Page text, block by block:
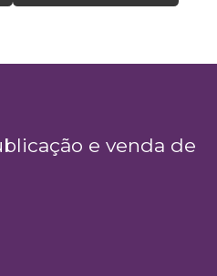
e venda de